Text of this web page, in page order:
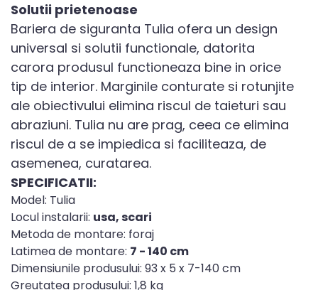
Solutii prietenoase
Bariera de siguranta Tulia ofera un design
universal si solutii functionale, datorita
carora produsul functioneaza bine in orice
tip de interior. Marginile conturate si rotunjite
ale obiectivului elimina riscul de taieturi sau
abraziuni. Tulia nu are prag, ceea ce elimina
riscul de a se impiedica si faciliteaza, de
asemenea, curatarea.
SPECIFICATII:
Model: Tulia
Locul instalarii: usa, scari
Metoda de montare: foraj
Latimea de montare: 7 - 140 cm
Dimensiunile produsului: 93 x 5 x 7-140 cm
Greutatea produsului: 1,8 kg